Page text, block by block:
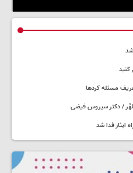
کنید
مسئله کردها
/ دکتر سیروس فیضی
ایثار فدا شد